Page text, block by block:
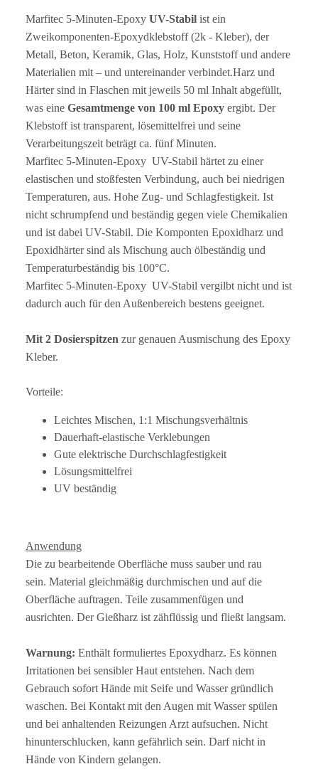
Marfitec 5-Minuten-Epoxy UV-Stabil ist ein
Zweikomponenten-Epoxydklebstoff (2k - Kleber), der
Metall, Beton, Keramik, Glas, Holz, Kunststoff und andere
Materialien mit – und untereinander verbindet.Harz und
Härter sind in Flaschen mit jeweils 50 ml Inhalt abgefüllt,
was eine Gesamtmenge von 100 ml Epoxy ergibt. Der
Klebstoff ist transparent, lösemittelfrei und seine
Verarbeitungszeit beträgt ca. fünf Minuten.
Marfitec 5-Minuten-Epoxy UV-Stabil härtet zu einer
elastischen und stoßfesten Verbindung, auch bei niedrigen
Temperaturen, aus. Hohe Zug- und Schlagfestigkeit. Ist
nicht schrumpfend und beständig gegen viele Chemikalien
und ist dabei UV-Stabil. Die Komponten Epoxidharz und
Epoxidhärter sind als Mischung auch ölbeständig und
Temperaturbeständig bis 100°C.
Marfitec 5-Minuten-Epoxy UV-Stabil vergilbt nicht und ist
dadurch auch für den Außenbereich bestens geeignet.
Mit 2 Dosierspitzen zur genauen Ausmischung des Epoxy
Kleber.
Vorteile:
Leichtes Mischen, 1:1 Mischungsverhältnis
Dauerhaft-elastische Verklebungen
Gute elektrische Durchschlagfestigkeit
Lösungsmittelfrei
UV beständig
Anwendung
Die zu bearbeitende Oberfläche muss sauber und rau
sein. Material gleichmäßig durchmischen und auf die
Oberfläche auftragen. Teile zusammenfügen und
ausrichten. Der Gießharz ist zähflüssig und fließt langsam.
Warnung: Enthält formuliertes Epoxydharz. Es können
Irritationen bei sensibler Haut entstehen. Nach dem
Gebrauch sofort Hände mit Seife und Wasser gründlich
waschen. Bei Kontakt mit den Augen mit Wasser spülen
und bei anhaltenden Reizungen Arzt aufsuchen. Nicht
hinunterschlucken, kann gefährlich sein. Darf nicht in
Hände von Kindern gelangen.